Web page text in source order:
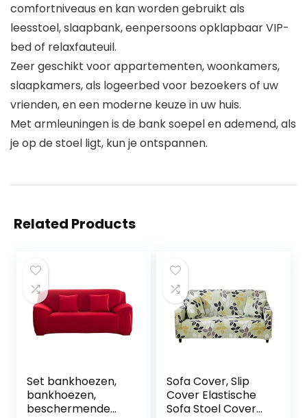
comfortniveaus en kan worden gebruikt als
leesstoel, slaapbank, eenpersoons opklapbaar VIP-
bed of relaxfauteuil.
Zeer geschikt voor appartementen, woonkamers,
slaapkamers, als logeerbed voor bezoekers of uw
vrienden, en een moderne keuze in uw huis.
Met armleuningen is de bank soepel en ademend, als
je op de stoel ligt, kun je ontspannen.
Related Products
Set bankhoezen,
bankhoezen,
beschermende
Sofa Cover, Slip
Cover Elastische
Sofa Stoel Cover